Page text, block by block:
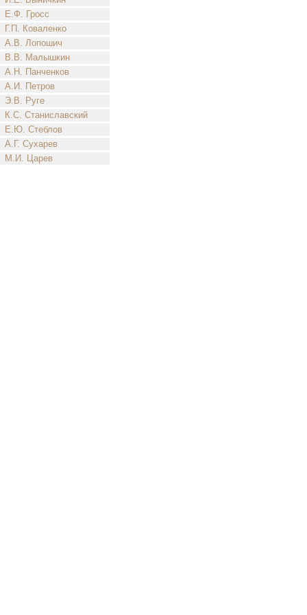
Е.Ф. Гросс
Г.П. Коваленко
А.В. Лопошич
В.В. Малышкин
А.Н. Панченков
А.И. Петров
Э.В. Руге
К.С. Станиславский
Е.Ю. Стеблов
А.Г. Сухарев
М.И. Царев